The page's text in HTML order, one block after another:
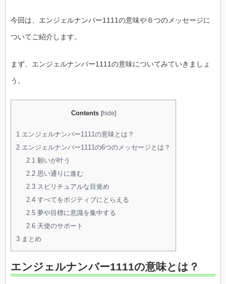
今回は、エンジェルナンバー1111の意味や６つのメッセージに
ついてご紹介します。
まず、エンジェルナンバー1111の意味についてみていきましょ
う。
Contents [hide]
1 エンジェルナンバー1111の意味とは？
2 エンジェルナンバー1111の6つのメッセージとは？
2.1 願いが叶う
2.2思い通りに進む
2.3スピリチュアルな目覚め
2.4すべてをポジティブにとらえる
2.5夢や目標に意識を集中する
2.6天使のサポート
3 まとめ
エンジェルナンバー1111の意味とは？